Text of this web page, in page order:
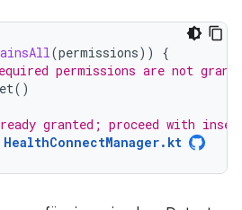
(permissions))
{
permissions are not
()
granted; proceed with
HealthConnectManager.kt